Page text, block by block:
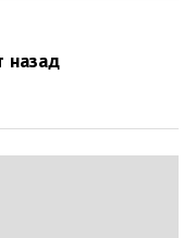
назад